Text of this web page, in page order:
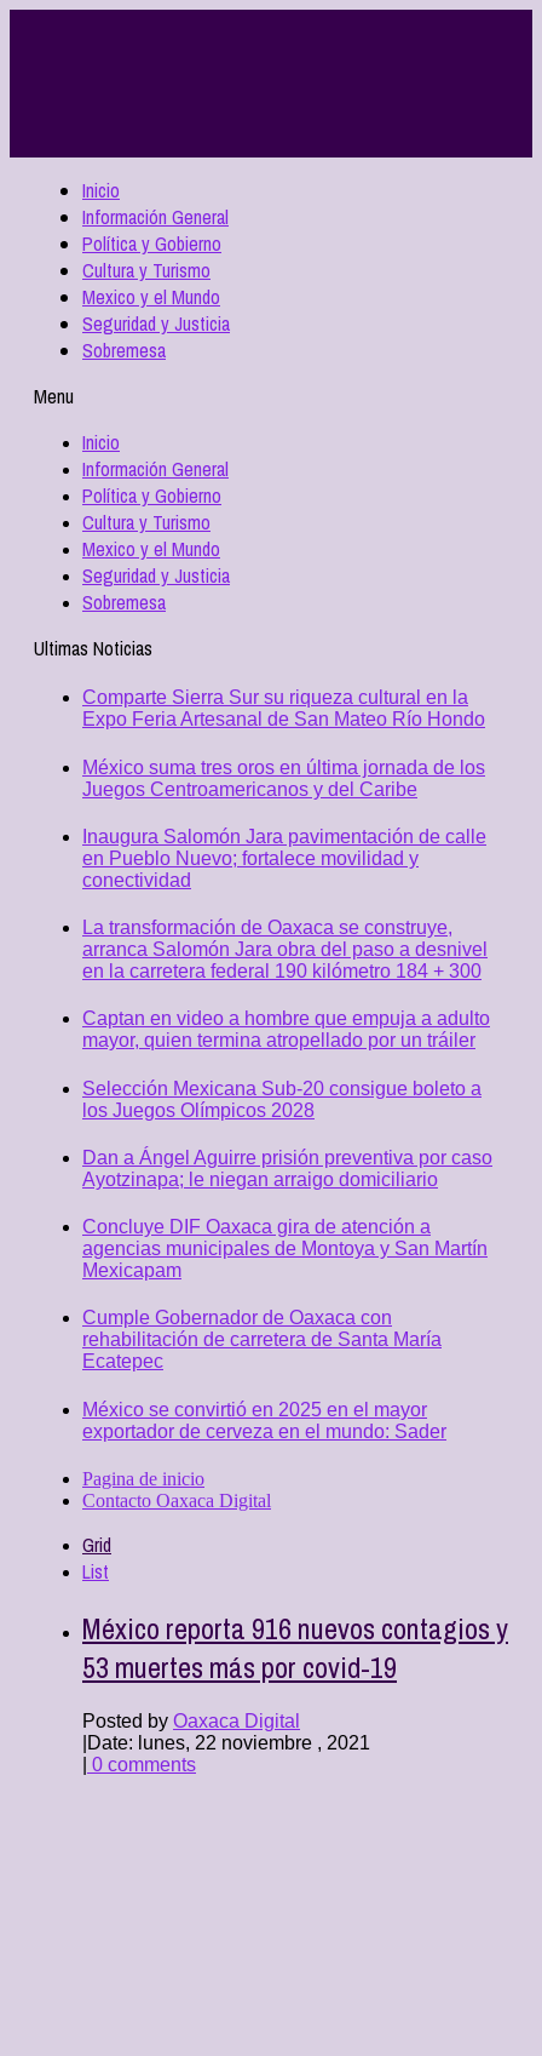
Inicio
Información General
Política y Gobierno
Cultura y Turismo
Mexico y el Mundo
Seguridad y Justicia
Sobremesa
Menu
Inicio
Información General
Política y Gobierno
Cultura y Turismo
Mexico y el Mundo
Seguridad y Justicia
Sobremesa
Ultimas Noticias
Comparte Sierra Sur su riqueza cultural en la
Expo Feria Artesanal de San Mateo Río Hondo
México suma tres oros en última jornada de los
Juegos Centroamericanos y del Caribe
Inaugura Salomón Jara pavimentación de calle
en Pueblo Nuevo; fortalece movilidad y
conectividad
La transformación de Oaxaca se construye,
arranca Salomón Jara obra del paso a desnivel
en la carretera federal 190 kilómetro 184 + 300
Captan en video a hombre que empuja a adulto
mayor, quien termina atropellado por un tráiler
Selección Mexicana Sub-20 consigue boleto a
los Juegos Olímpicos 2028
Dan a Ángel Aguirre prisión preventiva por caso
Ayotzinapa; le niegan arraigo domiciliario
Concluye DIF Oaxaca gira de atención a
agencias municipales de Montoya y San Martín
Mexicapam
Cumple Gobernador de Oaxaca con
rehabilitación de carretera de Santa María
Ecatepec
México se convirtió en 2025 en el mayor
exportador de cerveza en el mundo: Sader
Pagina de inicio
Contacto Oaxaca Digital
Grid
List
México reporta 916 nuevos contagios y
53 muertes más por covid-19
Posted by Oaxaca Digital
Date: lunes, 22 noviembre , 2021
0 comments